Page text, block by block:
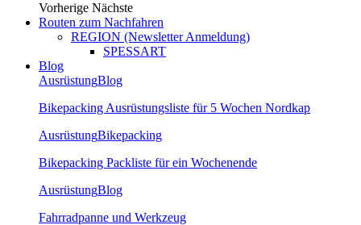
Vorherige Nächste
Routen zum Nachfahren
REGION (Newsletter Anmeldung)
SPESSART
Blog
AusrüstungBlog
Bikepacking Ausrüstungsliste für 5 Wochen Nordkap
AusrüstungBikepacking
Bikepacking Packliste für ein Wochenende
AusrüstungBlog
Fahrradpanne und Werkzeug